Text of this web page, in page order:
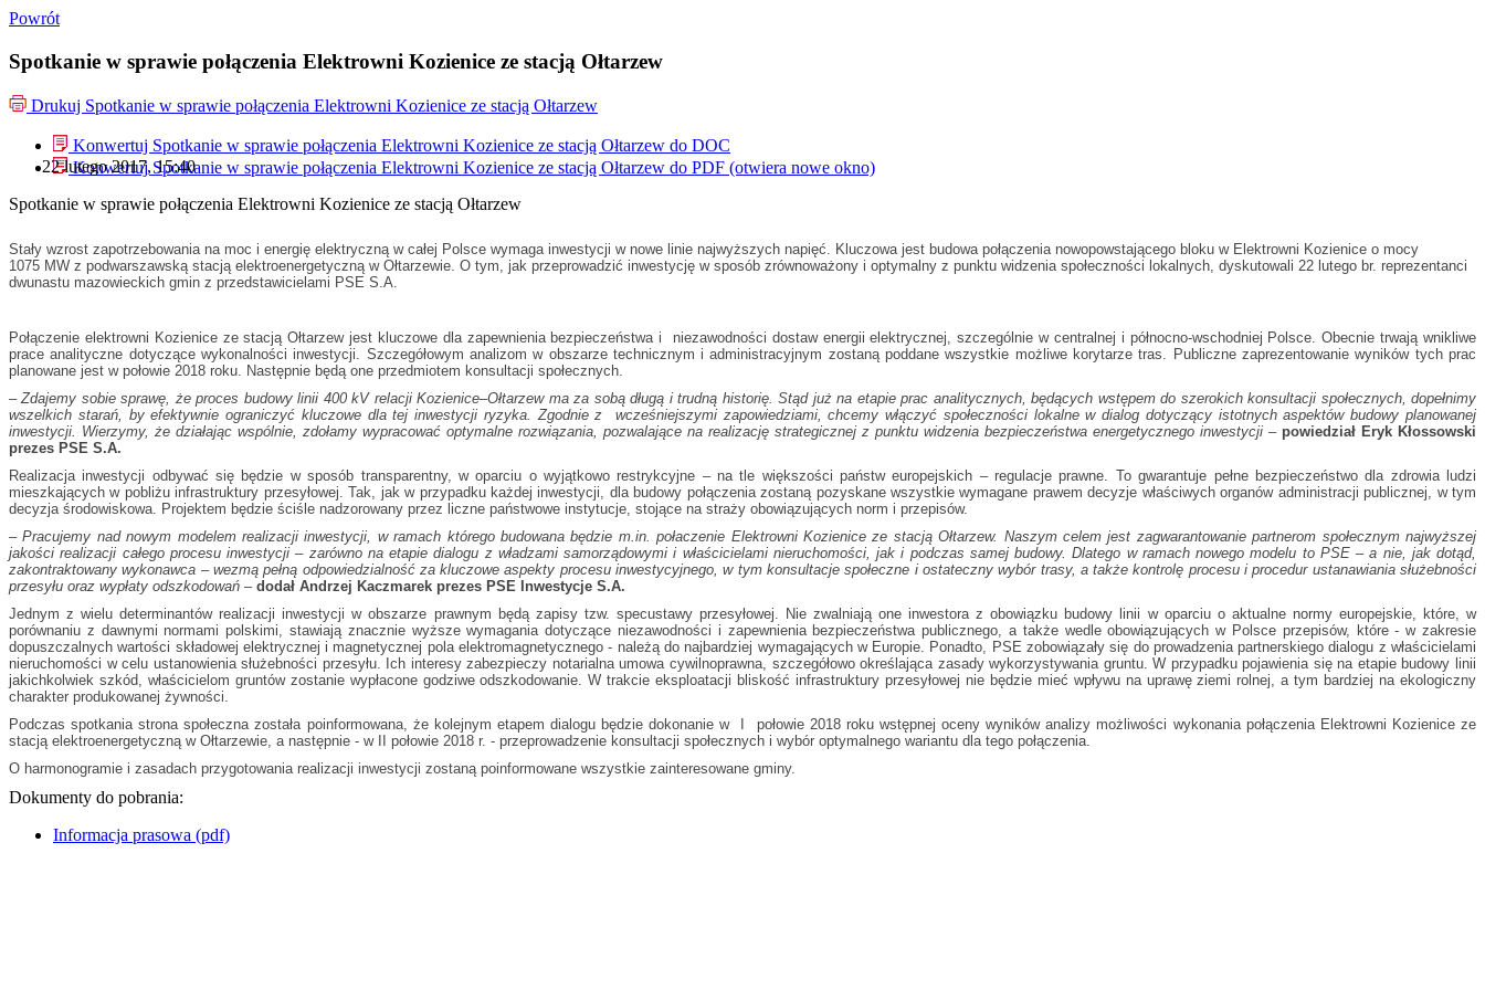
Powrót
Spotkanie w sprawie połączenia Elektrowni Kozienice ze stacją Ołtarzew
Drukuj Spotkanie w sprawie połączenia Elektrowni Kozienice ze stacją Ołtarzew
Konwertuj Spotkanie w sprawie połączenia Elektrowni Kozienice ze stacją Ołtarzew do DOC
Konwertuj Spotkanie w sprawie połączenia Elektrowni Kozienice ze stacją Ołtarzew do PDF (otwiera nowe okno)
22 lutego 2017, 15:40
Spotkanie w sprawie połączenia Elektrowni Kozienice ze stacją Ołtarzew
Stały wzrost zapotrzebowania na moc i energię elektryczną w całej Polsce wymaga inwestycji w nowe linie najwyższych napięć. Kluczowa jest budowa połączenia nowopowstającego bloku w Elektrowni Kozienice o mocy
1075 MW z podwarszawską stacją elektroenergetyczną w Ołtarzewie. O tym, jak przeprowadzić inwestycję w sposób zrównoważony i optymalny z punktu widzenia społeczności lokalnych, dyskutowali 22 lutego br. reprezentanci
dwunastu mazowieckich gmin z przedstawicielami PSE S.A.
Połączenie elektrowni Kozienice ze stacją Ołtarzew jest kluczowe dla zapewnienia bezpieczeństwa i niezawodności dostaw energii elektrycznej, szczególnie w centralnej i północno-wschodniej Polsce. Obecnie trwają wnikliwe
prace analityczne dotyczące wykonalności inwestycji. Szczegółowym analizom w obszarze technicznym i administracyjnym zostaną poddane wszystkie możliwe korytarze tras. Publiczne zaprezentowanie wyników tych prac
planowane jest w połowie 2018 roku. Następnie będą one przedmiotem konsultacji społecznych.
– Zdajemy sobie sprawę, że proces budowy linii 400 kV relacji Kozienice–Ołtarzew ma za sobą długą i trudną historię. Stąd już na etapie prac analitycznych, będących wstępem do szerokich konsultacji społecznych, dopełnimy
wszelkich starań, by efektywnie ograniczyć kluczowe dla tej inwestycji ryzyka. Zgodnie z wcześniejszymi zapowiedziami, chcemy włączyć społeczności lokalne w dialog dotyczący istotnych aspektów budowy planowanej
inwestycji. Wierzymy, że działając wspólnie, zdołamy wypracować optymalne rozwiązania, pozwalające na realizację strategicznej z punktu widzenia bezpieczeństwa energetycznego inwestycji – powiedział Eryk Kłossowski
prezes PSE S.A.
Realizacja inwestycji odbywać się będzie w sposób transparentny, w oparciu o wyjątkowo restrykcyjne – na tle większości państw europejskich – regulacje prawne. To gwarantuje pełne bezpieczeństwo dla zdrowia ludzi
mieszkających w pobliżu infrastruktury przesyłowej. Tak, jak w przypadku każdej inwestycji, dla budowy połączenia zostaną pozyskane wszystkie wymagane prawem decyzje właściwych organów administracji publicznej, w tym
decyzja środowiskowa. Projektem będzie ściśle nadzorowany przez liczne państwowe instytucje, stojące na straży obowiązujących norm i przepisów.
– Pracujemy nad nowym modelem realizacji inwestycji, w ramach którego budowana będzie m.in. połaczenie Elektrowni Kozienice ze stacją Ołtarzew. Naszym celem jest zagwarantowanie partnerom społecznym najwyższej
jakości realizacji całego procesu inwestycji – zarówno na etapie dialogu z władzami samorządowymi i właścicielami nieruchomości, jak i podczas samej budowy. Dlatego w ramach nowego modelu to PSE – a nie, jak dotąd,
zakontraktowany wykonawca – wezmą pełną odpowiedzialność za kluczowe aspekty procesu inwestycyjnego, w tym konsultacje społeczne i ostateczny wybór trasy, a także kontrolę procesu i procedur ustanawiania służebności
przesyłu oraz wypłaty odszkodowań – dodał Andrzej Kaczmarek prezes PSE Inwestycje S.A.
Jednym z wielu determinantów realizacji inwestycji w obszarze prawnym będą zapisy tzw. specustawy przesyłowej. Nie zwalniają one inwestora z obowiązku budowy linii w oparciu o aktualne normy europejskie, które, w
porównaniu z dawnymi normami polskimi, stawiają znacznie wyższe wymagania dotyczące niezawodności i zapewnienia bezpieczeństwa publicznego, a także wedle obowiązujących w Polsce przepisów, które - w zakresie
dopuszczalnych wartości składowej elektrycznej i magnetycznej pola elektromagnetycznego - należą do najbardziej wymagających w Europie. Ponadto, PSE zobowiązały się do prowadzenia partnerskiego dialogu z właścicielami
nieruchomości w celu ustanowienia służebności przesyłu. Ich interesy zabezpieczy notarialna umowa cywilnoprawna, szczegółowo określająca zasady wykorzystywania gruntu. W przypadku pojawienia się na etapie budowy linii
jakichkolwiek szkód, właścicielom gruntów zostanie wypłacone godziwe odszkodowanie. W trakcie eksploatacji bliskość infrastruktury przesyłowej nie będzie mieć wpływu na uprawę ziemi rolnej, a tym bardziej na ekologiczny
charakter produkowanej żywności.
Podczas spotkania strona społeczna została poinformowana, że kolejnym etapem dialogu będzie dokonanie w I połowie 2018 roku wstępnej oceny wyników analizy możliwości wykonania połączenia Elektrowni Kozienice ze
stacją elektroenergetyczną w Ołtarzewie, a następnie - w II połowie 2018 r. - przeprowadzenie konsultacji społecznych i wybór optymalnego wariantu dla tego połączenia.
O harmonogramie i zasadach przygotowania realizacji inwestycji zostaną poinformowane wszystkie zainteresowane gminy.
Dokumenty do pobrania:
Informacja prasowa (pdf)